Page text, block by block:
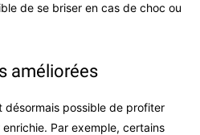
de se briser en cas de choc ou
améliorées
désormais possible de profiter
Par exemple, certains